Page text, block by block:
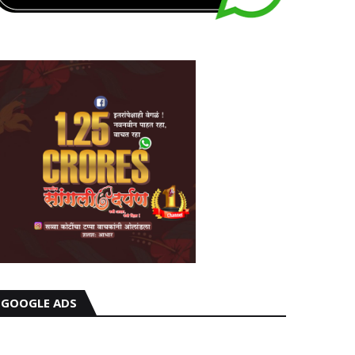
GOOGLE ADS